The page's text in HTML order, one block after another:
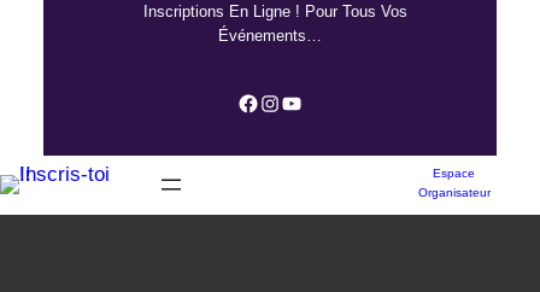
Inscriptions En Ligne ! Pour Tous Vos
Événements…
Facebook Instagram YouTube
Espace
Organisateur